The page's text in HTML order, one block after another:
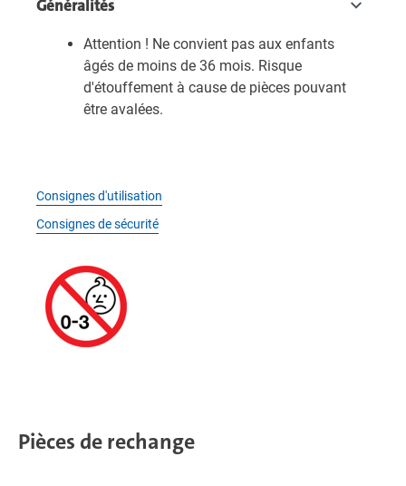
Généralités
Attention ! Ne convient pas aux enfants
âgés de moins de 36 mois. Risque
d'étouffement à cause de pièces pouvant
être avalées.
Consignes d'utilisation
Consignes de sécurité
Pièces de rechange